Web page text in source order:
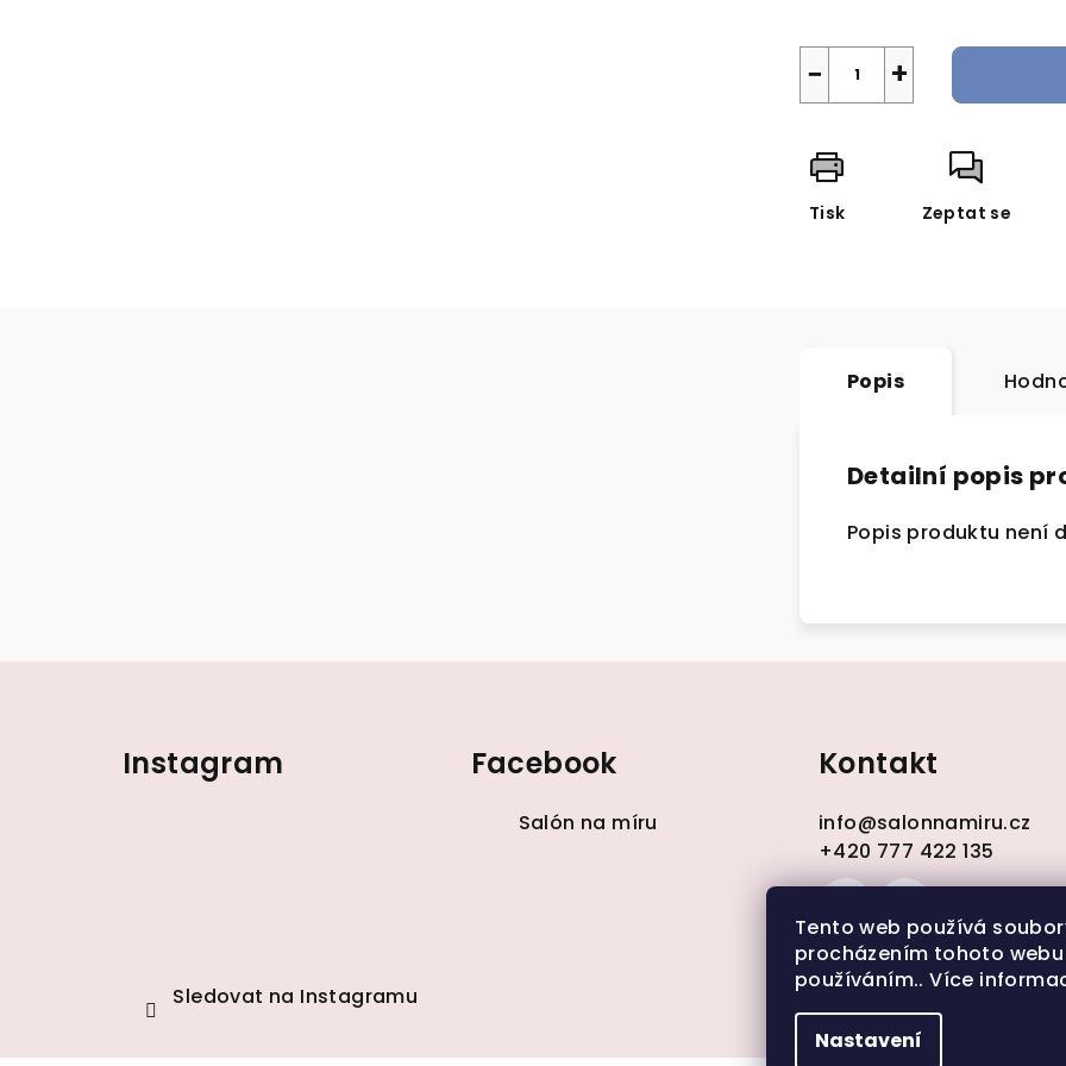
Tento web používá
procházením tohoto
používáním.. Více
Nastavení
+
−
Tisk Zeptat se
Popis
Detailní popis
Popis produktu není
Instagram
Sledovat na Instagramu
Facebook
Salón na míru
Kontakt
info@salonnamiru.cz
+420 777 422 135